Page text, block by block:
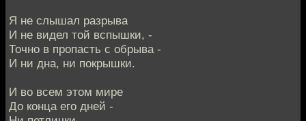
Я не слышал разрыва
И не видел той вспышки, -
Точно в пропасть с обрыва -
И ни дна, ни покрышки.
И во всем этом мире
До конца его дней -